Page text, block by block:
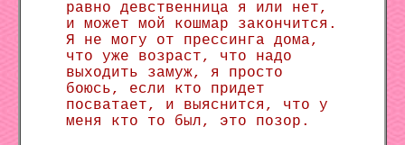
равно девственница я или нет,
и может мой кошмар закончится.
Я не могу от прессинга дома,
что уже возраст, что надо
выходить замуж, я просто
боюсь, если кто придет
посватает, и выяснится, что у
меня кто то был, это позор.